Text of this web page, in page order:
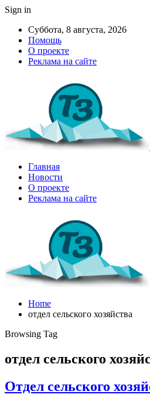
Sign in
Суббота, 8 августа, 2026
Помощь
О проекте
Реклама на сайте
Главная
Новости
О проекте
Реклама на сайте
Home
отдел сельского хозяйства
Browsing Tag
отдел сельского
Отдел сельского